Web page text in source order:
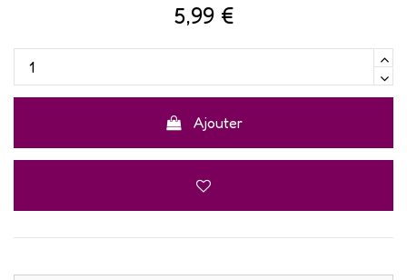
5,99 €
Ajouter